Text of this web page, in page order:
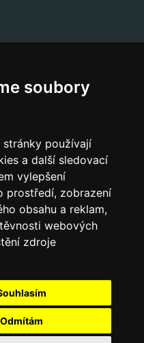
soubory
používají
a další sledovací
vylepšení
prostředí, zobrazení
obsahu a reklam,
webových
zdroje
Odmítám